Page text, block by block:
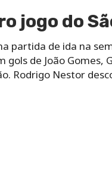
jogo do
partida de ida na
de João Gomes,
Rodrigo Nestor